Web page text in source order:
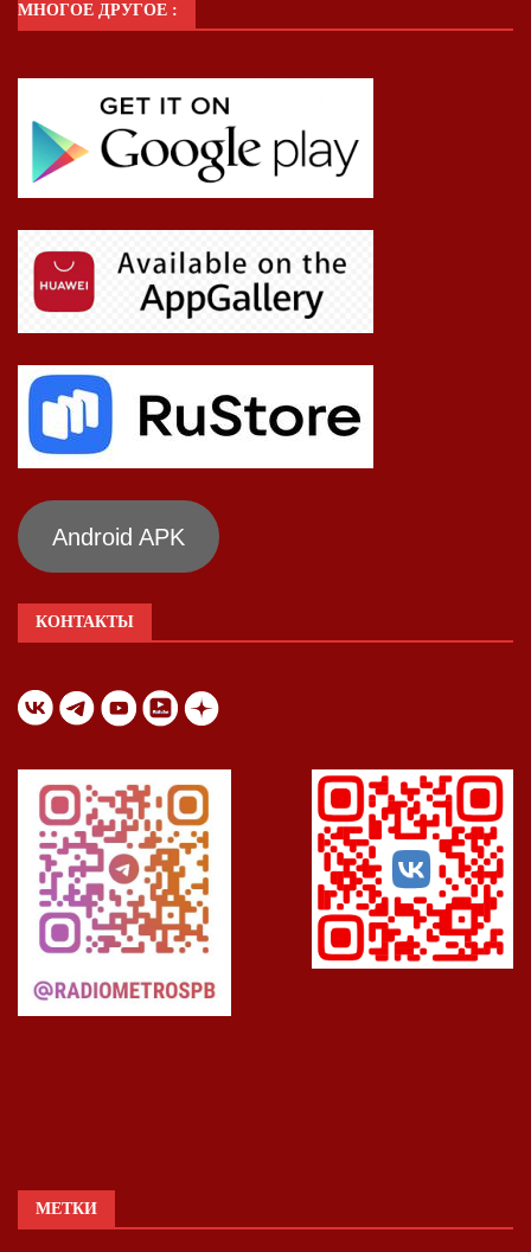
МНОГОЕ ДРУГОЕ :
Android APK
КОНТАКТЫ
МЕТКИ